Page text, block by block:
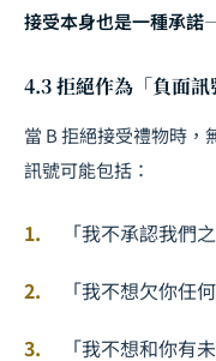
接受本身也是一種承諾
4.3 拒絕作為「負面訊
當 B 拒絕接受禮物時，
訊號可能包括：
「我不承認我們
「我不想欠你任
「我不想和你有